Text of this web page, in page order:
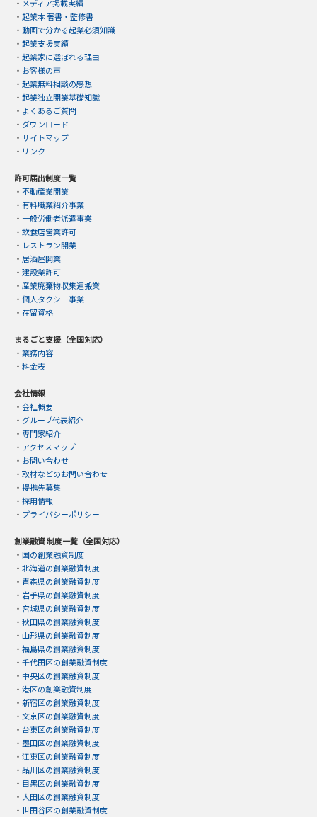
・ メディア掲載実績
・ 起業本 著書・監修書
・ 動画で分かる起業必須知識
・ 起業支援実績
・ 起業家に選ばれる理由
・ お客様の声
・ 起業無料相談の感想
・ 起業独立開業基礎知識
・ よくあるご質問
・ ダウンロード
・ サイトマップ
・ リンク
許可届出制度一覧
・ 不動産業開業
・ 有料職業紹介事業
・ 一般労働者派遣事業
・ 飲食店営業許可
・ レストラン開業
・ 居酒屋開業
・ 建設業許可
・ 産業廃棄物収集運搬業
・ 個人タクシー事業
・ 在留資格
まるごと支援（全国対応）
・ 業務内容
・ 料金表
会社情報
・ 会社概要
・ グループ代表紹介
・ 専門家紹介
・ アクセスマップ
・ お問い合わせ
・ 取材などのお問い合わせ
・ 提携先募集
・ 採用情報
・ プライバシーポリシー
創業融資 制度一覧（全国対応）
・ 国の創業融資制度
・ 北海道の創業融資制度
・ 青森県の創業融資制度
・ 岩手県の創業融資制度
・ 宮城県の創業融資制度
・ 秋田県の創業融資制度
・ 山形県の創業融資制度
・ 福島県の創業融資制度
・ 千代田区の創業融資制度
・ 中央区の創業融資制度
・ 港区の創業融資制度
・ 新宿区の創業融資制度
・ 文京区の創業融資制度
・ 台東区の創業融資制度
・ 墨田区の創業融資制度
・ 江東区の創業融資制度
・ 品川区の創業融資制度
・ 目黒区の創業融資制度
・ 大田区の創業融資制度
・ 世田谷区の創業融資制度